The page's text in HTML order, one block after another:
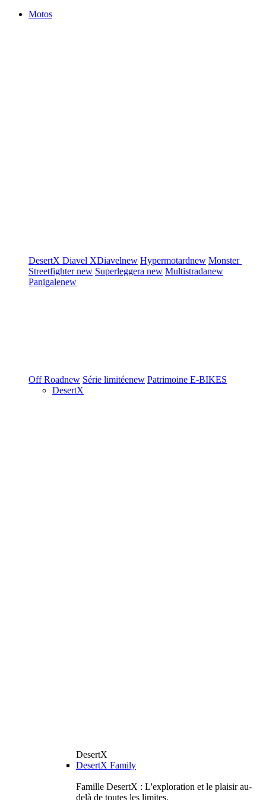
Motos
DesertX Diavel XDiavelnew Hypermotardnew Monster
Streetfighternew Superleggera new Multistradanew
Panigalenew
Off Roadnew Série limitéenew Patrimoine E-BIKES
DesertX
DesertX
DesertX Family
Famille DesertX : L'exploration et le plaisir au-
delà de toutes les limites.